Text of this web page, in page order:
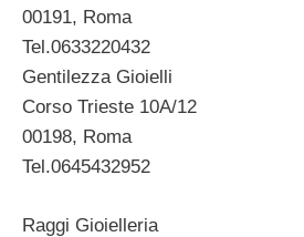
00191, Roma
Tel.0633220432
Gentilezza Gioielli
Corso Trieste 10A/12
00198, Roma
Tel.0645432952
Raggi Gioielleria